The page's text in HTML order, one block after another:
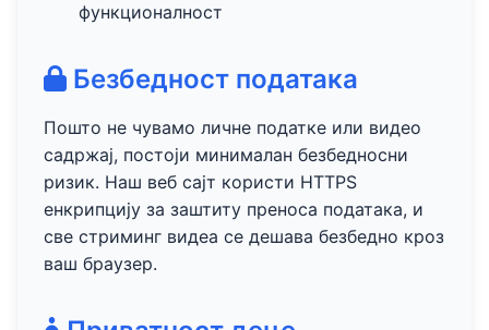
функционалност
Безбедност података
Пошто не чувамо личне податке или видео
садржај, постоји минималан безбедносни
ризик. Наш веб сајт користи HTTPS
енкрипцију за заштиту преноса података, и
све стриминг видеа се дешава безбедно кроз
ваш браузер.